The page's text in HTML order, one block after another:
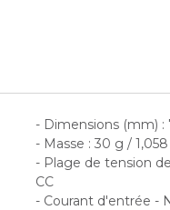
- Dimensions (mm) :
- Masse : 30 g /
- Plage de tension
CC
- Courant d'entrée -